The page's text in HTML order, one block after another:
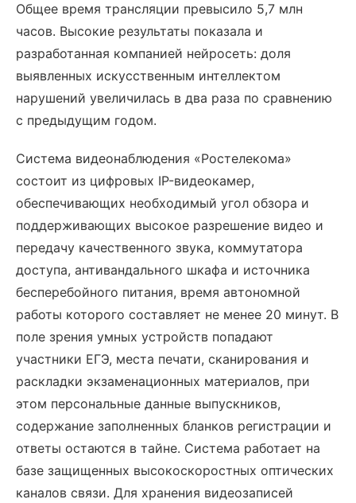
Общее время трансляции превысило 5,7 млн
часов. Высокие результаты показала и
разработанная компанией нейросеть: доля
выявленных искусственным интеллектом
нарушений увеличилась в два раза по сравнению
с предыдущим годом.
Система видеонаблюдения «Ростелекома»
состоит из цифровых IP-видеокамер,
обеспечивающих необходимый угол обзора и
поддерживающих высокое разрешение видео и
передачу качественного звука, коммутатора
доступа, антивандального шкафа и источника
бесперебойного питания, время автономной
работы которого составляет не менее 20 минут. В
поле зрения умных устройств попадают
участники ЕГЭ, места печати, сканирования и
раскладки экзаменационных материалов, при
этом персональные данные выпускников,
содержание заполненных бланков регистрации и
ответы остаются в тайне. Система работает на
базе защищенных высокоскоростных оптических
каналов связи. Для хранения видеозаписей